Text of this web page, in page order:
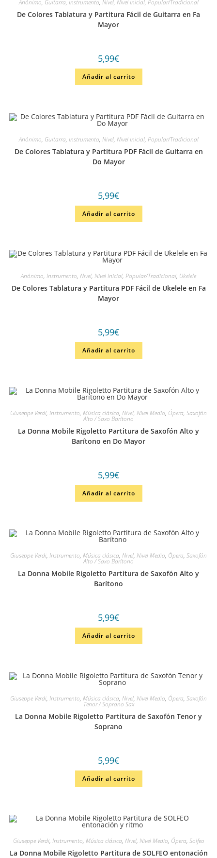
Anónimo, Guitarra, Instrumento, Nivel, Nivel Inicial, Popular/Tradicional
De Colores Tablatura y Partitura Fácil de Guitarra en Fa
Mayor
5,99€
Añadir al carrito
Anónimo, Guitarra, Instrumento, Nivel, Nivel Inicial, Popular/Tradicional
De Colores Tablatura y Partitura PDF Fácil de Guitarra en
Do Mayor
5,99€
Añadir al carrito
Anónimo, Instrumento, Nivel, Nivel Inicial, Popular/Tradicional, Ukelele
De Colores Tablatura y Partitura PDF Fácil de Ukelele en Fa
Mayor
5,99€
Añadir al carrito
Giuseppe Verdi, Instrumento, Música clásica, Nivel, Nivel Medio, Ópera, Saxofón
Alto / Saxo Barítono
La Donna Mobile Rigoletto Partitura de Saxofón Alto y
Barítono en Do Mayor
5,99€
Añadir al carrito
Giuseppe Verdi, Instrumento, Música clásica, Nivel, Nivel Medio, Ópera, Saxofón
Alto / Saxo Barítono
La Donna Mobile Rigoletto Partitura de Saxofón Alto y
Barítono
5,99€
Añadir al carrito
Giuseppe Verdi, Instrumento, Música clásica, Nivel, Nivel Medio, Ópera, Saxofón
Tenor / Soprano Sax
La Donna Mobile Rigoletto Partitura de Saxofón Tenor y
Soprano
5,99€
Añadir al carrito
Giuseppe Verdi, Instrumento, Música clásica, Nivel, Nivel Medio, Ópera, Solfeo
La Donna Mobile Rigoletto Partitura de SOLFEO entonación